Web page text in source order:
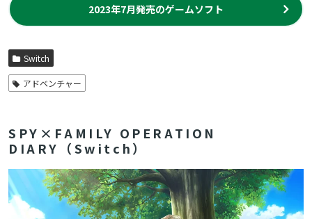
2023年7月発売のゲームソフト
Switch
アドベンチャー
SPY×FAMILY OPERATION
DIARY（Switch）